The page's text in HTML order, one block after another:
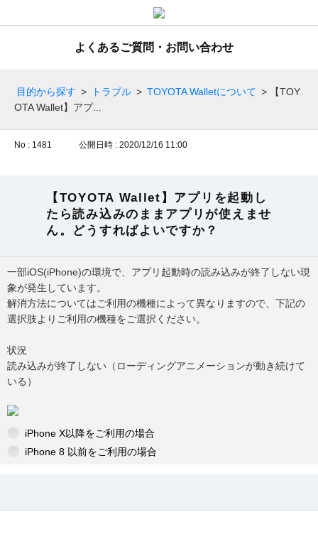
よくあるご質問・お問い合わせ
目的から探す > トラブル > TOYOTA Walletについて >
【TOY
OTA Wallet】アプ...
No : 1481 公開日時 : 2020/12/16 11:00
【TOYOTA Wallet】アプリを起動し
たら読み込みのままアプリが使えませ
ん。どうすればよいですか？
一部iOS(iPhone)の環境で、アプリ起動時の読み込みが終了しない現
象が発生しています。
解消方法についてはご利用の機種によって異なりますので、下記の
選択肢よりご利用の機種をご選択ください。
状況
読み込みが終了しない（ローディングアニメーションが動き続けて
いる）
iPhone X以降をご利用の場合
iPhone 8 以前をご利用の場合